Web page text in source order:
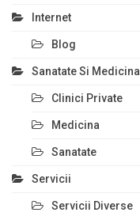
Internet
Blog
Sanatate Si Medicina
Clinici Private
Medicina
Sanatate
Servicii
Servicii Diverse